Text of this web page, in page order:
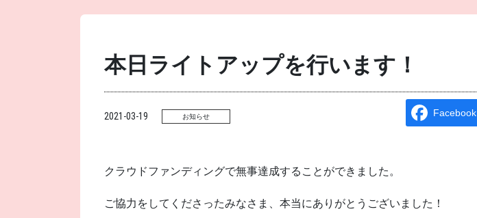
本日ライトアップを行います！
2021-03-19 お知らせ Facebook
クラウドファンディングで無事達成することができました。
ご協力をしてくださったみなさま、本当にありがとうございました！